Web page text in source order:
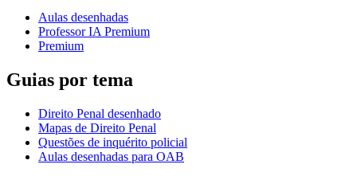
Aulas desenhadas
Professor IA Premium
Premium
Guias por tema
Direito Penal desenhado
Mapas de Direito Penal
Questões de inquérito policial
Aulas desenhadas para OAB